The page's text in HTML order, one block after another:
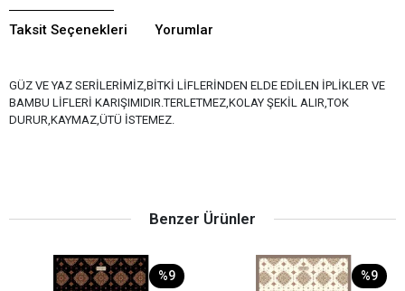
Taksit Seçenekleri Yorumlar
GÜZ VE YAZ SERİLERİMİZ,BİTKİ LİFLERİNDEN ELDE EDİLEN İPLİKLER VE
BAMBU LİFLERİ KARIŞIMIDIR.TERLETMEZ,KOLAY ŞEKİL ALIR,TOK
DURUR,KAYMAZ,ÜTÜ İSTEMEZ.
Benzer Ürünler
%9 %9